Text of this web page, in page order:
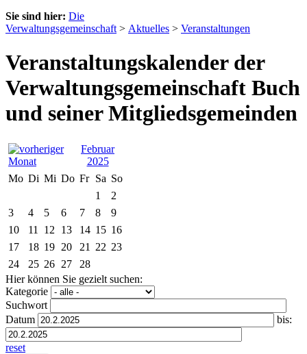
Sie sind hier: Die
Verwaltungsgemeinschaft > Aktuelles > Veranstaltungen
Veranstaltungskalender der
Verwaltungsgemeinschaft Buch
und seiner Mitgliedsgemeinden
Februar
2025
Mo Di Mi Do Fr Sa So
1
2
3
4 5 6 7 8
9
10
11 12 13 14 15 16
17
18 19 20 21 22 23
24
25 26 27
28
Hier können Sie gezielt suchen:
Kategorie
Suchwort
Datum
bis:
reset